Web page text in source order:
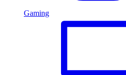
Gaming